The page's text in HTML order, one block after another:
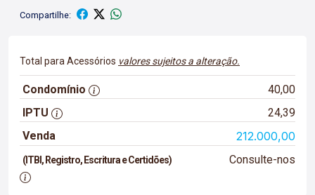
Compartilhe:
Total para Acessórios valores sujeitos a alteração.
Condomínio
40,00
IPTU
24,39
Venda
212.000,00
(ITBI, Registro, Escritura e Certidões) Consulte-nos